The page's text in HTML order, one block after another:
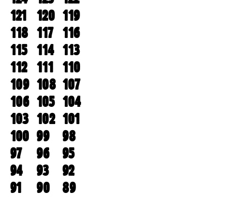
121
120 119
118 117 116
115 114 113
112 111 110
109 108 107
106 105 104
103 102 101
100 99
98
97
96
95
94
93
92
91
90
89